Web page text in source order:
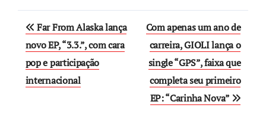
Post
navigation
Far From Alaska lança
novo EP, “3.3.”, com cara
pop e participação
internacional
Com apenas um ano de
carreira, GIOLI lança o
single “GPS”, faixa que
completa seu primeiro
EP: “Carinha Nova”